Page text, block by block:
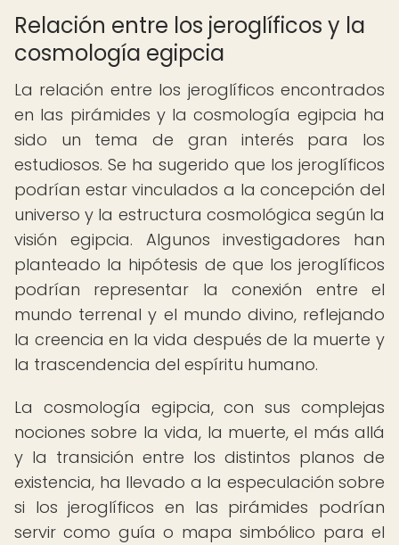
Relación entre los jeroglíficos y la
cosmología egipcia
La relación entre los jeroglíficos encontrados
en las pirámides y la cosmología egipcia ha
sido un tema de gran interés para los
estudiosos. Se ha sugerido que los jeroglíficos
podrían estar vinculados a la concepción del
universo y la estructura cosmológica según la
visión egipcia. Algunos investigadores han
planteado la hipótesis de que los jeroglíficos
podrían representar la conexión entre el
mundo terrenal y el mundo divino, reflejando
la creencia en la vida después de la muerte y
la trascendencia del espíritu humano.
La cosmología egipcia, con sus complejas
nociones sobre la vida, la muerte, el más allá
y la transición entre los distintos planos de
existencia, ha llevado a la especulación sobre
si los jeroglíficos en las pirámides podrían
servir como guía o mapa simbólico para el